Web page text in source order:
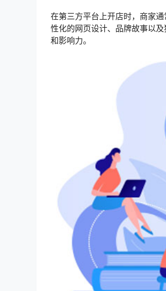
在第三方平台上开店时，商家
性化的网页设计、品牌故事以
和影响力。